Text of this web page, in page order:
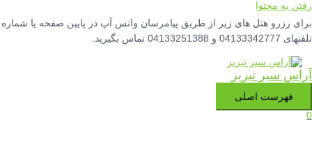
رفتن به محتوا
برای رزرو هتل های زیر از طریق پیامرسان واتس آپ در پایین صفحه یا شماره
تلفنهای 04133342777 و 04133251388 تماس بگیرید.
آراس سیر تبریز
فهرست اصلی
0